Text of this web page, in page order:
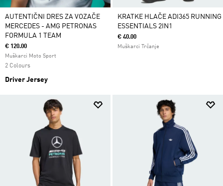
AUTENTIČNI DRES ZA VOZAČE
MERCEDES - AMG PETRONAS
FORMULA 1 TEAM
€ 120.00
Muškarci Moto Sport
2 Colours
Driver Jersey
KRATKE HLAČE ADI365 RUNNING
ESSENTIALS 2IN1
€ 40.00
Muškarci Trčanje